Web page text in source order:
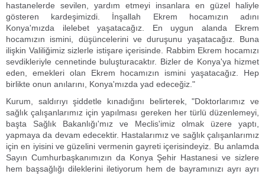
hastanelerde sevilen, yardım etmeyi insanlara en güzel haliyle
gösteren kardeşimizdi. İnşallah Ekrem hocamızın adını
Konya'mızda ilelebet yaşatacağız. En uygun alanda Ekrem
hocamızın ismini, düşüncelerini ve duruşunu yaşatacağız. Buna
ilişkin Valiliğimiz sizlerle istişare içerisinde. Rabbim Ekrem hocamızı
sevdikleriyle cennetinde buluşturacaktır. Bizler de Konya'ya hizmet
eden, emekleri olan Ekrem hocamızın ismini yaşatacağız. Hep
birlikte onun anılarını, Konya'mızda yad edeceğiz."
Kurum, saldırıyı şiddetle kınadığını belirterek, "Doktorlarımız ve
sağlık çalışanlarımız için yapılması gereken her türlü düzenlemeyi,
başta Sağlık Bakanlığı'mız ve Meclis'imiz olmak üzere yaptı,
yapmaya da devam edecektir. Hastalarımız ve sağlık çalışanlarımız
için en iyisini ve güzelini vermenin gayreti içerisindeyiz. Bu anlamda
Sayın Cumhurbaşkanımızın da Konya Şehir Hastanesi ve sizlere
hem başsağlığı dileklerini iletiyorum hem de bayramınızı ayrı ayrı